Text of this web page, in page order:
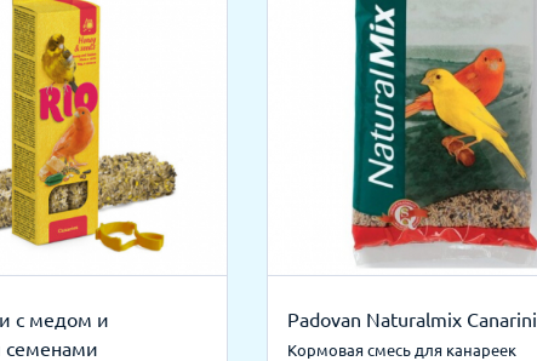
с медом и
Padovan Naturalmix Canarini
Кормовая смесь для канареек